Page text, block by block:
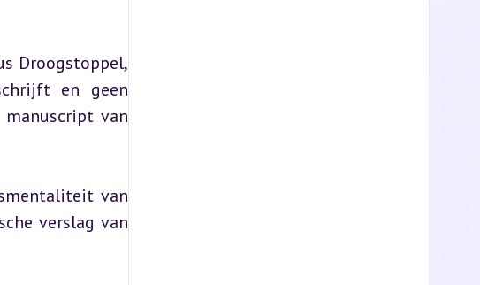
Droogstoppel,
en geen
van
van
verslag van